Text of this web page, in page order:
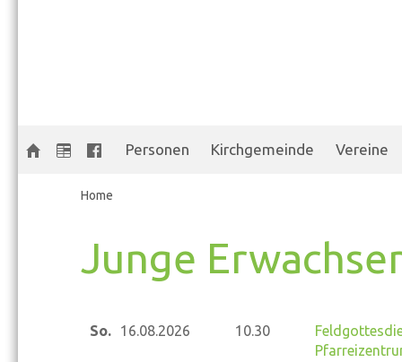
Personen Kirchgemeinde Vereine
Home
Junge
So. 16.08.2026 10.30